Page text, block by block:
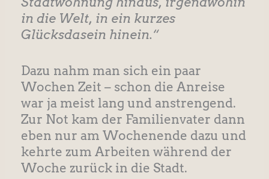
in die Welt, in ein kurzes
Glücksdasein hinein.“
Dazu nahm man sich ein paar
Wochen Zeit – schon die Anreise
war ja meist lang und anstrengend.
Zur Not kam der Familienvater dann
eben nur am Wochenende dazu und
kehrte zum Arbeiten während der
Woche zurück in die Stadt.